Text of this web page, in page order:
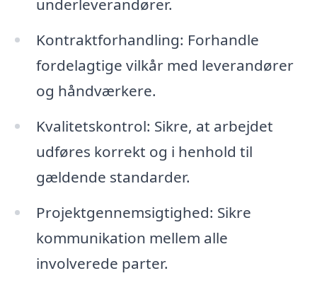
underleverandører.
Kontraktforhandling: Forhandle
fordelagtige vilkår med leverandører
og håndværkere.
Kvalitetskontrol: Sikre, at arbejdet
udføres korrekt og i henhold til
gældende standarder.
Projektgennemsigtighed: Sikre
kommunikation mellem alle
involverede parter.